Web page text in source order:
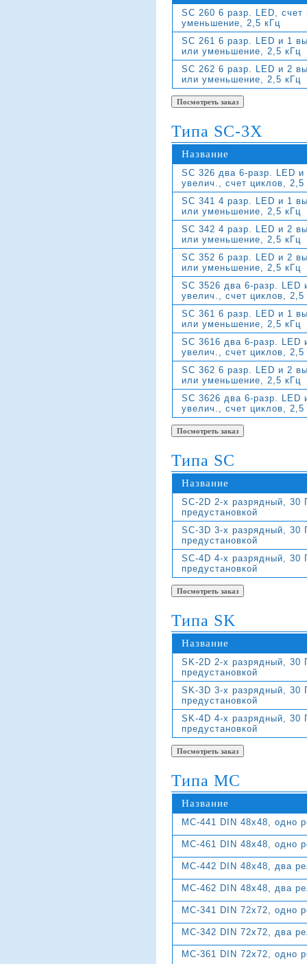
SC 260 6 разр. LED,
уменьшение, 2,5 кГц
SC 261 6 разр. LED и 1
или уменьшение, 2,5 кГц
SC 262 6 разр. LED и 2
или уменьшение, 2,5 кГц
Типа SC-3X
Название
SC 326 два 6-разр. LED
увелич., счет циклов, 2,5
SC 341 4 разр. LED и 1
или уменьшение, 2,5 кГц
SC 342 4 разр. LED и 2
или уменьшение, 2,5 кГц
SC 352 6 разр. LED и 2
или уменьшение, 2,5 кГц
SC 3526 два 6-разр. LED
увелич., счет циклов, 2,5
SC 361 6 разр. LED и 1
или уменьшение, 2,5 кГц
SC 3616 два 6-разр. LED
увелич., счет циклов, 2,5
SC 362 6 разр. LED и 2
или уменьшение, 2,5 кГц
SC 3626 два 6-разр. LED
увелич., счет циклов, 2,5
Типа SC
Название
SC-2D 2-х разрядный, 30
предустановкой
SC-3D 3-х разрядный, 30
предустановкой
SC-4D 4-х разрядный, 30
предустановкой
Типа SK
Название
SK-2D 2-х разрядный, 30
предустановкой
SK-3D 3-х разрядный, 30
предустановкой
SK-4D 4-х разрядный, 30
предустановкой
Типа MC
Название
MC-441 DIN 48x48, одно
MC-461 DIN 48x48, одно
MC-442 DIN 48x48, два
MC-462 DIN 48x48, два
MC-341 DIN 72x72, одно
MC-342 DIN 72x72, два
MC-361 DIN 72x72, одно